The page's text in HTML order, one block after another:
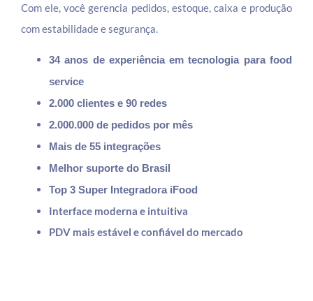
Com ele, você gerencia pedidos, estoque, caixa e produção
com estabilidade e segurança.
34 anos de experiência em tecnologia para food
service
2.000 clientes e 90 redes
2.000.000 de pedidos por mês
Mais de 55 integrações
Melhor suporte do Brasil
Top 3 Super Integradora iFood
Interface moderna e intuitiva
PDV mais estável e confiável do mercado